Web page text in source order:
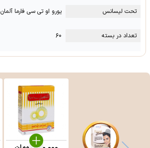
تحت لیسانس یورو او تی سی فارما آلمان
تعداد در بسته ۶۰